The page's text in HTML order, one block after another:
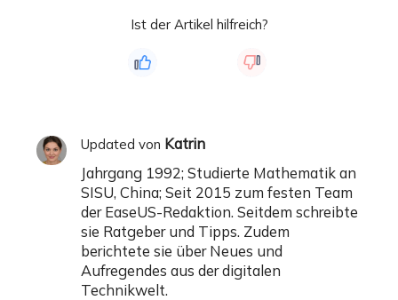
Ist der Artikel hilfreich?
Updated von Katrin
Jahrgang 1992; Studierte Mathematik an
SISU, China; Seit 2015 zum festen Team
der EaseUS-Redaktion. Seitdem schreibte
sie Ratgeber und Tipps. Zudem
berichtete sie über Neues und
Aufregendes aus der digitalen
Technikwelt.